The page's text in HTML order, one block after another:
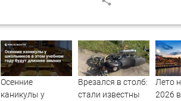
Осенние
каникулы у
Врезался в столб:
стали известны
Лето
2026